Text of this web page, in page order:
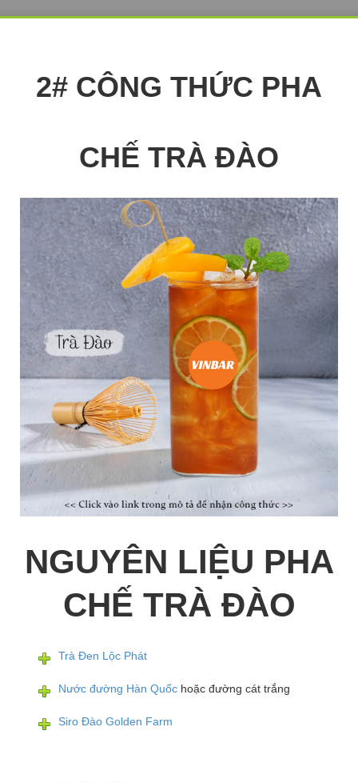
2# CÔNG THỨC PHA
CHẾ TRÀ ĐÀO
NGUYÊN LIỆU PHA
CHẾ TRÀ ĐÀO
Trà Đen Lộc Phát
Nước đường Hàn Quốchoặc đường cát trắng
Siro Đào Golden Farm